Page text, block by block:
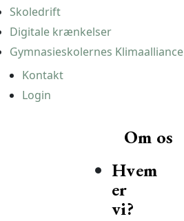
Skoledrift
Digitale krænkelser
Gymnasieskolernes Klimaalliance
Kontakt
Login
Om os
Hvem
er
vi?